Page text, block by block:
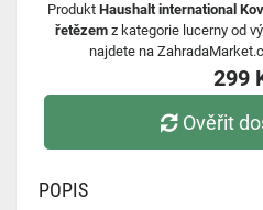
Produkt Haushalt international
řetězem z kategorie lucerny od
najdete na
299
Ověřit
POPIS